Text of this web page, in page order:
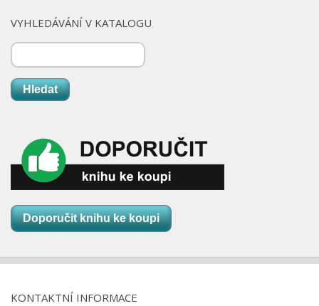
VYHLEDÁVÁNÍ V KATALOGU
Hledat
Doporučit knihu ke koupi
KONTAKTNÍ INFORMACE